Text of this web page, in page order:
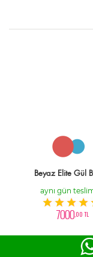
Beyaz Elite Gül
aynı gün
7000,00 TL